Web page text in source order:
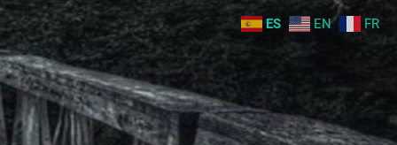
ES EN FR